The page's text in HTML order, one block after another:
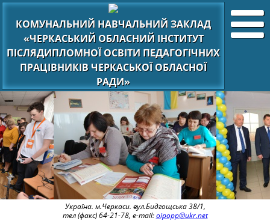
КОМУНАЛЬНИЙ НАВЧАЛЬНИЙ ЗАКЛАД
«ЧЕРКАСЬКИЙ ОБЛАСНИЙ ІНСТИТУТ
ПІСЛЯДИПЛОМНОЇ ОСВІТИ ПЕДАГОГІЧНИХ
ПРАЦІВНИКІВ ЧЕРКАСЬКОЇ ОБЛАСНОЇ
РАДИ»
Україна. м.Черкаси. вул.Бидгощська 38/1,
тел (факс) 64-21-78, e-mail:oipopp@ukr.net